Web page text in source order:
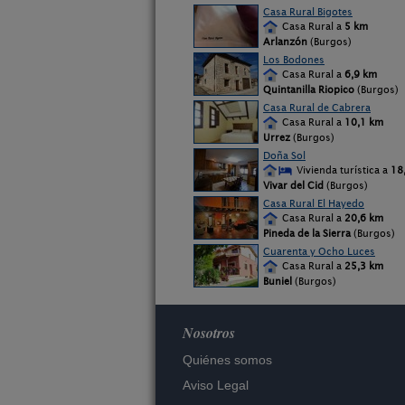
Casa Rural Bigotes
Casa Rural a 5 km
Arlanzón (Burgos)
Los Bodones
Casa Rural a 6,9 km
Quintanilla Riopico (Burgos)
Casa Rural de Cabrera
Casa Rural a 10,1 km
Urrez (Burgos)
Doña Sol
Vivienda turística a
Vivar del Cid (Burgos)
Casa Rural El Hayedo
Casa Rural a 20,6 km
Pineda de la Sierra (Burgos)
Cuarenta y Ocho Luces
Casa Rural a 25,3 km
Buniel (Burgos)
Nosotros
Quiénes somos
Aviso Legal